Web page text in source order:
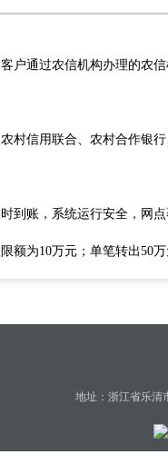
户通过农信机构办理的农
村信用联合、农村合作银
到账，系统运行安全，网点
额为10万元；单笔转出50
地址：浙江省乐清